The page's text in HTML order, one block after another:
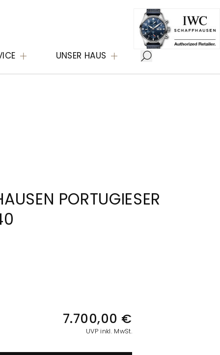
UNSER HAUS
PORTUGIESER
7.700,00 €
UVP inkl. MwSt.